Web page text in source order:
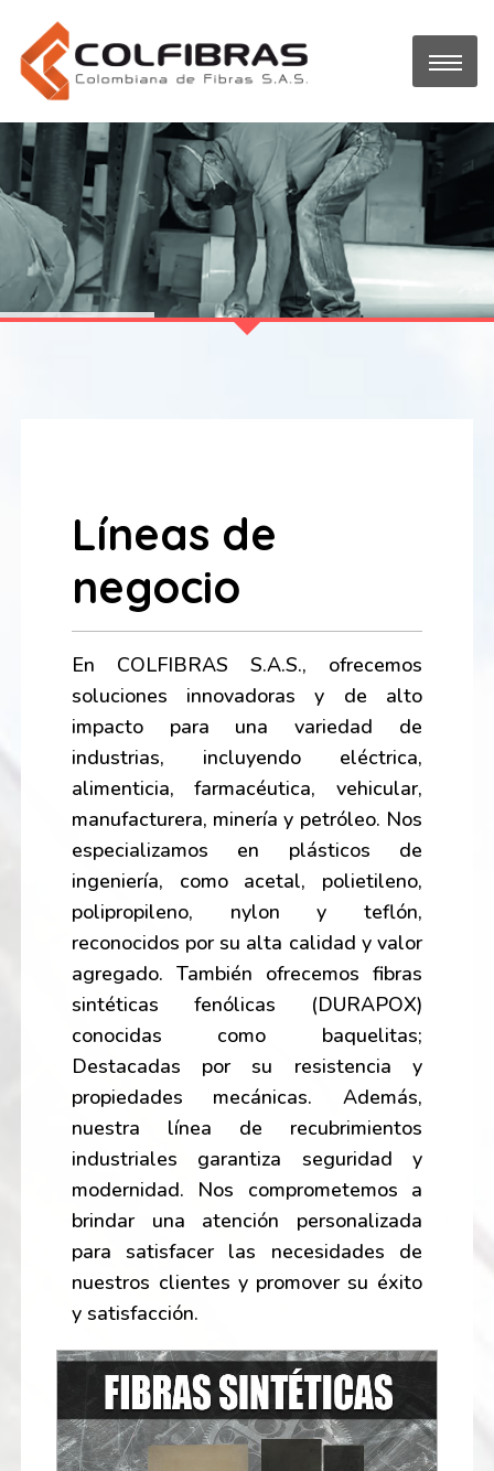
Líneas de
negocio
En COLFIBRAS S.A.S., ofrecemos
soluciones innovadoras y de alto
impacto para una variedad de
industrias, incluyendo eléctrica,
alimenticia, farmacéutica, vehicular,
manufacturera, minería y petróleo. Nos
especializamos en plásticos de
ingeniería, como acetal, polietileno,
polipropileno, nylon y teflón,
reconocidos por su alta calidad y valor
agregado. También ofrecemos fibras
sintéticas fenólicas (DURAPOX)
conocidas como baquelitas;
Destacadas por su resistencia y
propiedades mecánicas. Además,
nuestra línea de recubrimientos
industriales garantiza seguridad y
modernidad. Nos comprometemos a
brindar una atención personalizada
para satisfacer las necesidades de
nuestros clientes y promover su éxito
y satisfacción.